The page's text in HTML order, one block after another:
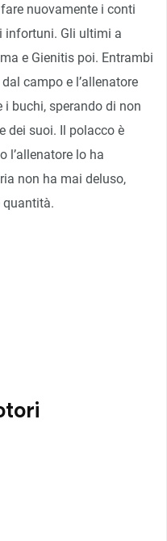
nuovamente i conti
infortuni. Gli ultimi a
e Gienitis poi. Entrambi
campo e l’allenatore
buchi, sperando di non
dei suoi. Il polacco è
l’allenatore lo ha
non ha mai deluso,